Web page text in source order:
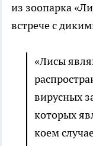
из зоопарка
встрече с
«Лисы
вирусных
которых
коем